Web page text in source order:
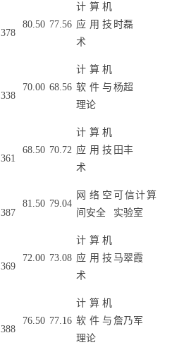
378
80.50 77.56
计算机
应用技
术
时磊
338
70.00 68.56
计算机
软件与
理论
杨超
361
68.50 70.72
计算机
应用技
术
田丰
387
81.50 79.04
网络空
间安全
可信计算
实验室
369
72.00 73.08
计算机
应用技
术
马翠霞
388
76.50 77.16
计算机
软件与
理论
詹乃军